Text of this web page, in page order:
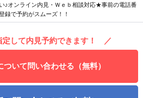
い♪オンライン内見・Ｗｅｂ相談対応★事前の電話番
録で予約がスムーズ！！
して内見予約できます！ ／
ついて問い合わせる（無料）